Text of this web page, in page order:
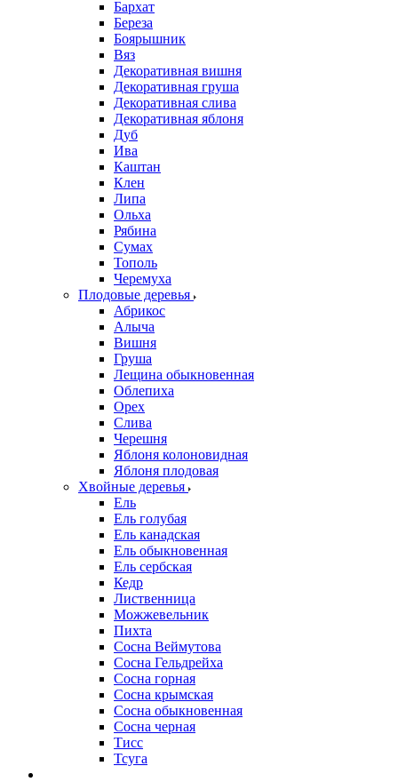
Бархат
Береза
Боярышник
Вяз
Декоративная вишня
Декоративная груша
Декоративная слива
Декоративная яблоня
Дуб
Ива
Каштан
Клен
Липа
Ольха
Рябина
Сумах
Тополь
Черемуха
Плодовые деревья
Абрикос
Алыча
Вишня
Груша
Лещина обыкновенная
Облепиха
Орех
Слива
Черешня
Яблоня колоновидная
Яблоня плодовая
Хвойные деревья
Ель
Ель голубая
Ель канадская
Ель обыкновенная
Ель сербская
Кедр
Лиственница
Можжевельник
Пихта
Сосна Веймутова
Сосна Гельдрейха
Сосна горная
Сосна крымская
Сосна обыкновенная
Сосна черная
Тисс
Тсуга